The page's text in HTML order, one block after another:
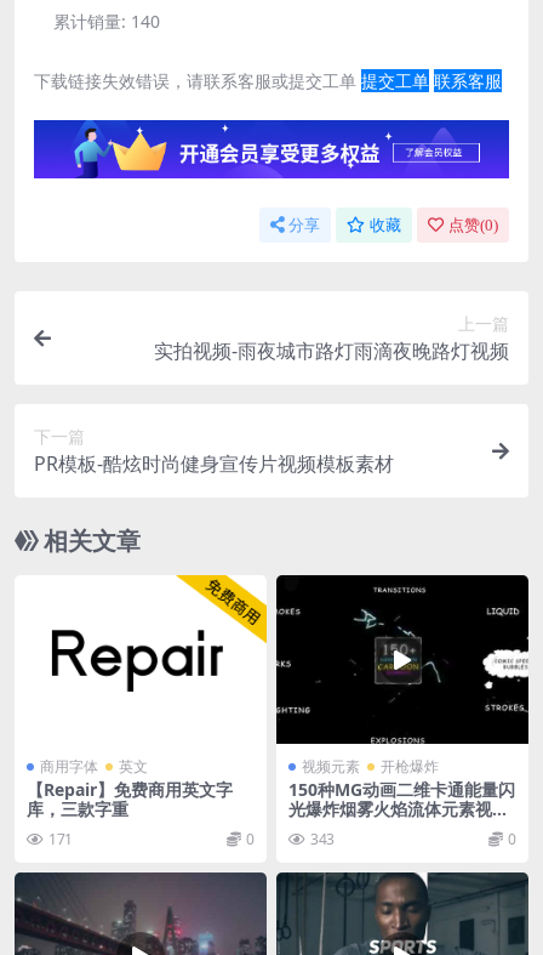
累计销量: 140
下载链接失效错误，请联系客服或提交工单 提交工单 联系客服
分享 收藏 点赞(0)
上一篇
实拍视频-雨夜城市路灯雨滴夜晚路灯视频
下一篇
PR模板-酷炫时尚健身宣传片视频模板素材
相关文章
商用字体 英文
【Repair】免费商用英文字
库，三款字重
171 0
视频元素 开枪爆炸
150种MG动画二维卡通能量闪
光爆炸烟雾火焰流体元素视频
素材343 0